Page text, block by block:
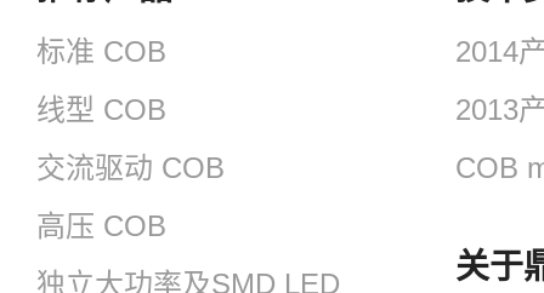
标准 COB
线型 COB
交流驱动 COB
高压 COB
独立大功率及SMD LED
2014
2013
COB
关于